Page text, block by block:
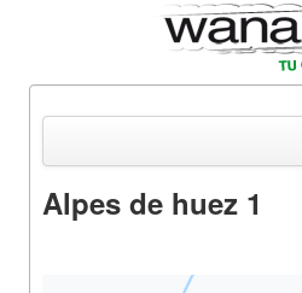
Equipements & Tests
Alpes de huez 1